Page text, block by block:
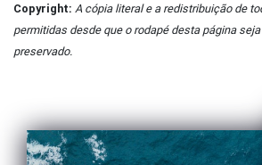
Copyright: A cópia literal e a redistribuição de
permitidas desde que o rodapé desta página
preservado.